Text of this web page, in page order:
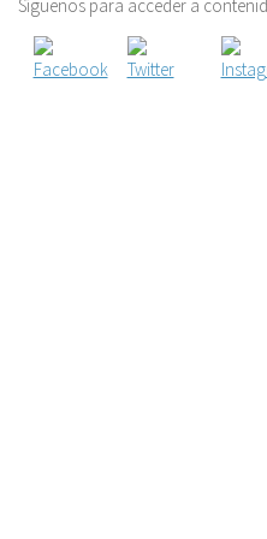
Síguenos para acceder a